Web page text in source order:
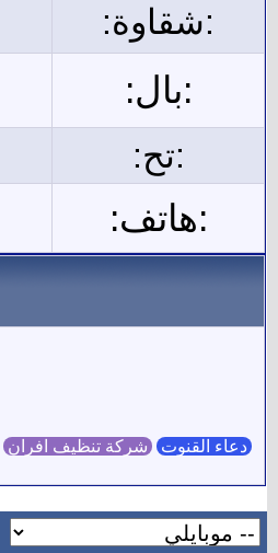
:شقاوة:
:بال:
:تح:
:هاتف:
دعاء القنوت شركة تنظيف افران